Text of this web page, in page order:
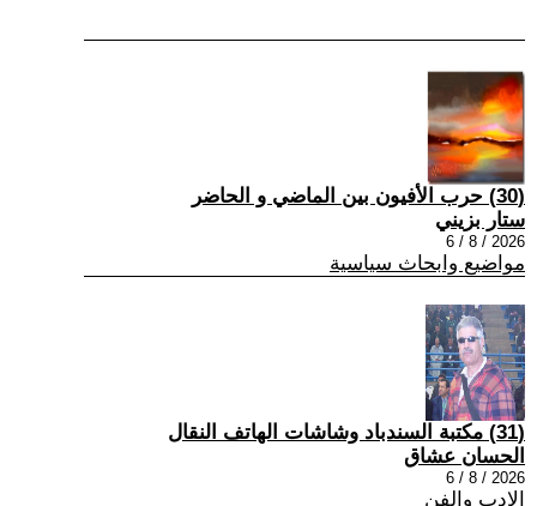
(30) حرب الأفيون بين الماضي و الحاضر
ستار بزيني
2026 / 8 / 6
مواضيع وابحاث سياسية
(31) مكتبة السندباد وشاشات الهاتف النقال
الحسان عشاق
2026 / 8 / 6
الادب والفن